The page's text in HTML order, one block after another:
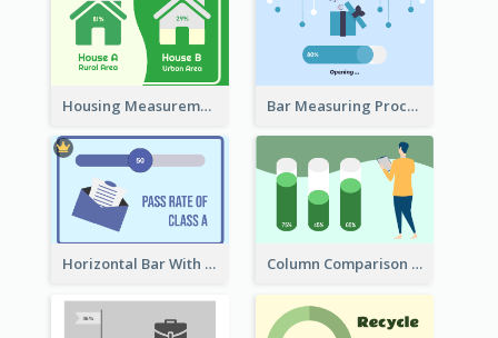
Housing Measurement Comparison Bar Measuring Process
Horizontal Bar With Button Column Comparison Record